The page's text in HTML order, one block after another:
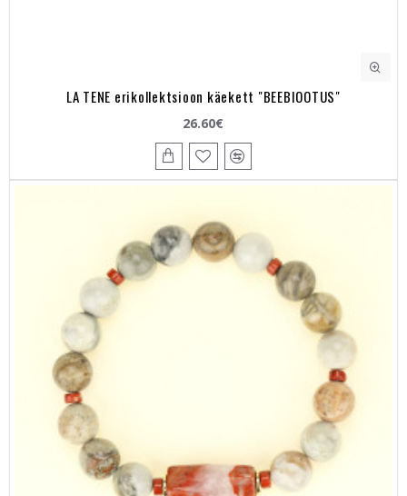
LA TENE erikollektsioon käekett "BEEBIOOTUS"
26.60€